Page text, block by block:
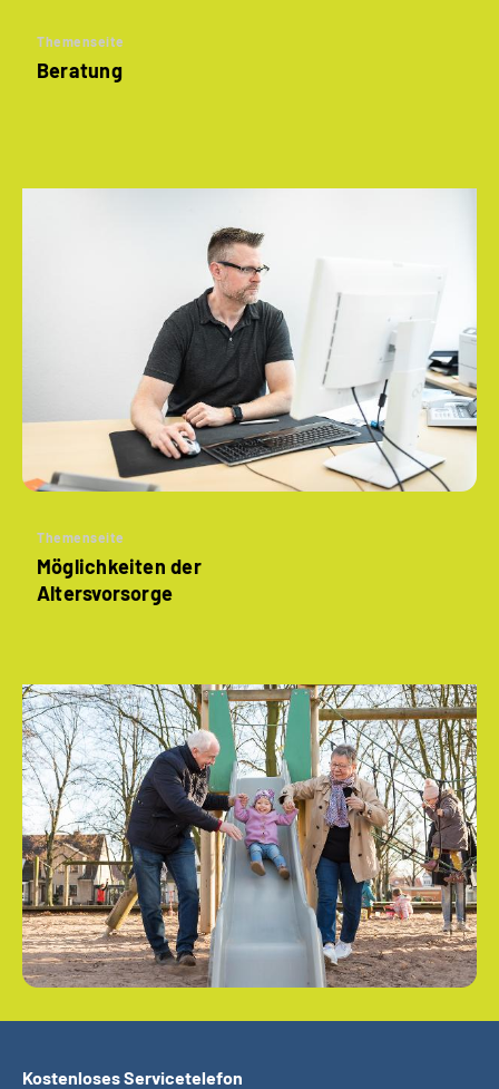
Themenseite
Beratung
Themenseite
Möglichkeiten der
Altersvorsorge
Kostenloses Servicetelefon